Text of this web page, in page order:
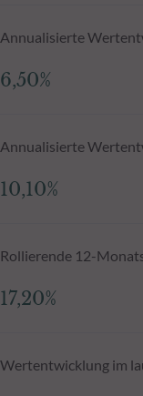
Annualisierte
6,50%
Annualisierte
10,10%
Rollierende 12-
17,20%
Wertentwicklung im